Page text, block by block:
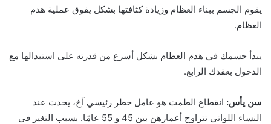
يقوم الجسم ببناء العظام وزيادة كثافتها بشكل يفوق عملية هدم
العظام.
يبدأ جسمك في هدم العظام بشكل أسرع من قدرته على استبدالها مع
الدخول بعقدك الرابع.
سن يأس: انقطاع الطمث هو عامل خطر رئيسي آخ، يحدث عند
النساء اللواتي تتراوح أعمارهن بين 45 و 55 عامًا. بسبب التغير في